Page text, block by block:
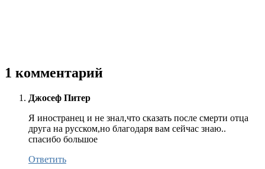
1 комментарий
Джосеф Питер
Я иностранец и не знал,что сказать после смерти отца
друга на русском,но благодаря вам сейчас знаю..
спасибо большое
Ответить